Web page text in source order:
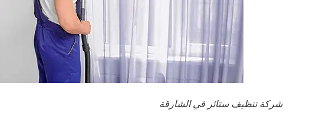
شركة تنظيف ستائر في الشارقة